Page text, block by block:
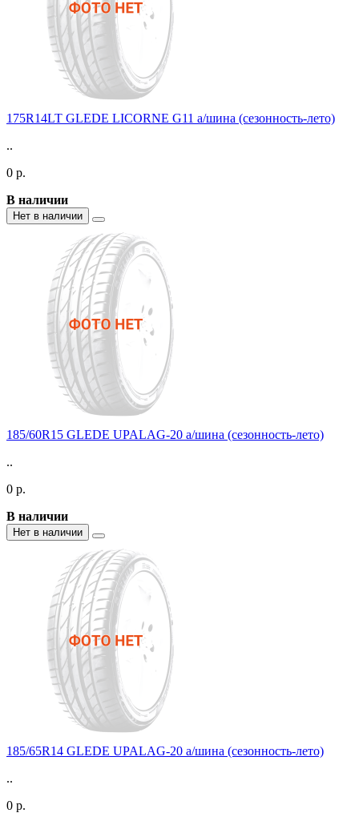
175R14LT GLEDE LICORNE G11 а/шина (сезонность-лето)
..
0 р.
В наличии
Нет в наличии
185/60R15 GLEDE UPALAG-20 а/шина (сезонность-лето)
..
0 р.
В наличии
Нет в наличии
185/65R14 GLEDE UPALAG-20 а/шина (сезонность-лето)
..
0 р.